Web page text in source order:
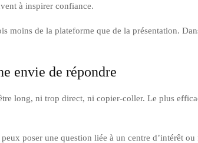
à inspirer confiance.
moins de la plateforme que de la présentation.
envie de répondre
long, ni trop direct, ni copier-coller. Le plus
poser une question liée à un centre d’intérêt